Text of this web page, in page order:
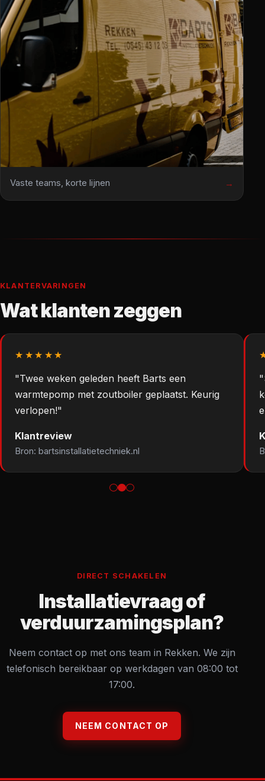
Vaste teams, korte lijnen
KLANTERVARINGEN
Wat klanten zeggen
★★★★★
"Twee weken geleden heeft Barts een
warmtepomp met zoutboiler geplaatst. Keurig
verlopen!"
Klantreview
Bron: bartsinstallatietechniek.nl
DIRECT SCHAKELEN
Installatievraag of
verduurzamingsplan?
Neem contact op met ons team in Rekken. We zijn
telefonisch bereikbaar op werkdagen van 08:00 tot
17:00.
NEEM CONTACT OP